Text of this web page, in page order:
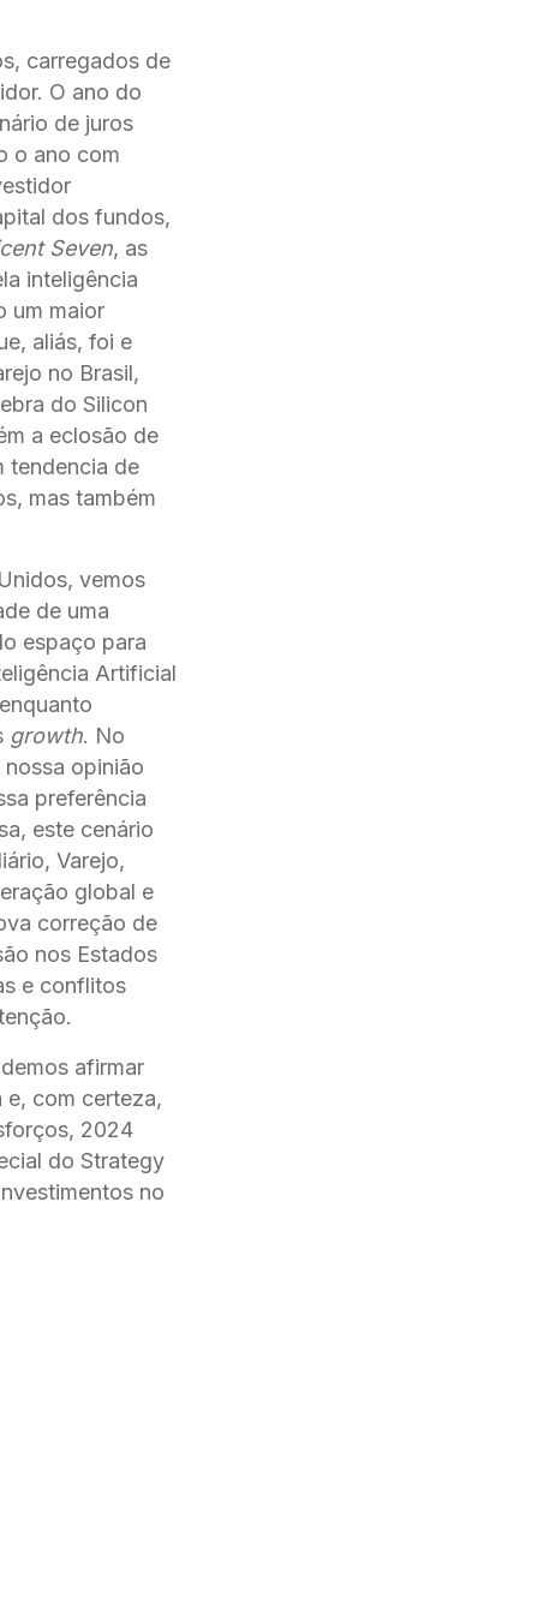
carregados de
O ano do
de juros
o ano com
dos fundos,
Seven, as
inteligência
um maior
aliás, foi e
no Brasil,
do Silicon
a eclosão de
tendencia de
mas também
vemos
de uma
espaço para
Artificial
growth. No
opinião
preferência
este cenário
Varejo,
global e
correção de
nos Estados
e conflitos
afirmar
e, com certeza,
2024
do Strategy
no